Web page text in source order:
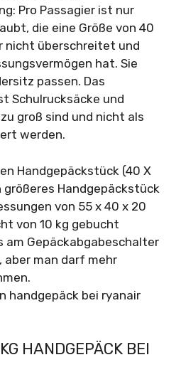
Pro Passagier ist nur
die eine Größe von 40
nicht überschreitet und
hat. Sie
passen. Das
Schulrucksäcke und
groß sind und nicht als
werden.
Handgepäckstück (40 X
größeres Handgepäckstück
von 55 x 40 x 20
von 10 kg gebucht
am Gepäckabgabeschalter
aber man darf mehr
HANDGEPÄCK BEI